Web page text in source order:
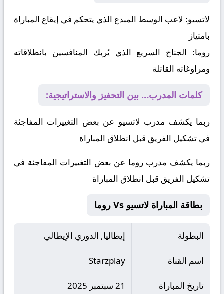
لاتسيو: لاعب الوسط المبدع الذي يتحكم في إيقاع المباراة
بامتياز
روما: الجناح السريع الذي يُربك المنافسين بانطلاقاته
ومراوغاته القاتلة
كلمات المدرب… بين التحفيز والاستراتيجية:
ربما يكشف مدرب لاتسيو عن بعض التغييرات المفاجئة
في تشكيل الفريق قبل انطلاق المباراة
ربما يكشف مدرب روما عن بعض التغييرات المفاجئة في
تشكيل الفريق قبل انطلاق المباراة
بطاقة المباراة لاتسيو Vs روما
البطولة إيطاليا, الدوري الإيطالي
اسم القناة Starzplay
تاريخ المباراة 21 سبتمبر 2025